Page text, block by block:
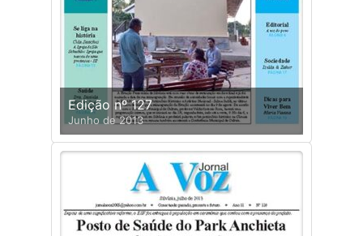
Edição nº 127
Junho de 2013